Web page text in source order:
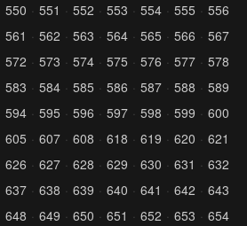
550 551 552 553 554 555
556
561 562 563 564 565 566
567
572 573 574 575 576 577
578
583 584 585 586 587 588
589
594 595 596 597 598 599
600
605 607 608 618 619 620
621
626 627 628 629 630 631
632
637 638 639 640 641 642
643
648 649 650 651 652 653
654